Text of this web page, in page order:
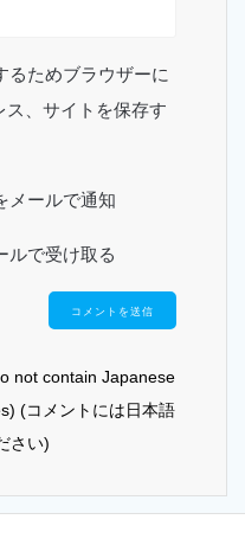
るためブラウザーに
ス、サイトを保存す
メールで通知
ルで受け取る
not contain Japanese
(コメントには日本語
さい)